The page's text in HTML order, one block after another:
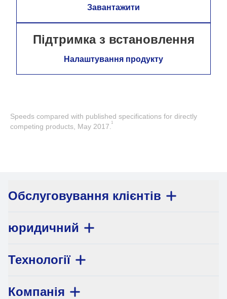
Завантажити
Підтримка з встановлення
Налаштування продукту
Speeds compared with published specifications for directly
competing products, May 2017. 1
Обслуговування клієнтів
юридичний
Технології
Компанія